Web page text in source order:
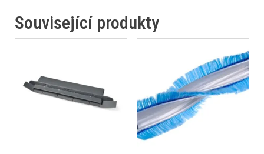
Související produkty